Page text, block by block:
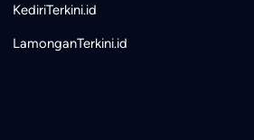
KediriTerkini.id
LamonganTerkini.id